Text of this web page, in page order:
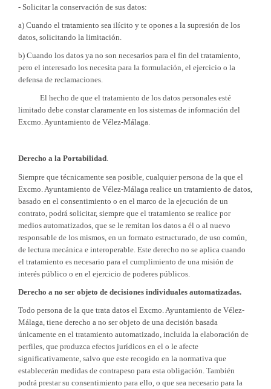
- Solicitar la conservación de sus datos:
a) Cuando el tratamiento sea ilícito y te opones a la supresión de los
datos, solicitando la limitación.
b) Cuando los datos ya no son necesarios para el fin del tratamiento,
pero el interesado los necesita para la formulación, el ejercicio o la
defensa de reclamaciones.
El hecho de que el tratamiento de los datos personales esté
limitado debe constar claramente en los sistemas de información del
Excmo. Ayuntamiento de Vélez-Málaga.
Derecho a la Portabilidad.
Siempre que técnicamente sea posible, cualquier persona de la que el
Excmo. Ayuntamiento de Vélez-Málaga realice un tratamiento de datos,
basado en el consentimiento o en el marco de la ejecución de un
contrato, podrá solicitar, siempre que el tratamiento se realice por
medios automatizados, que se le remitan los datos a él o al nuevo
responsable de los mismos, en un formato estructurado, de uso común,
de lectura mecánica e interoperable. Este derecho no se aplica cuando
el tratamiento es necesario para el cumplimiento de una misión de
interés público o en el ejercicio de poderes públicos.
Derecho a no ser objeto de decisiones individuales automatizadas.
Todo persona de la que trata datos el Excmo. Ayuntamiento de Vélez-
Málaga, tiene derecho a no ser objeto de una decisión basada
únicamente en el tratamiento automatizado, incluida la elaboración de
perfiles, que produzca efectos jurídicos en el o le afecte
significativamente, salvo que este recogido en la normativa que
establecerán medidas de contrapeso para esta obligación. También
podrá prestar su consentimiento para ello, o que sea necesario para la